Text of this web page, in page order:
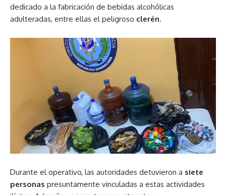
dedicado a la fabricación de bebidas alcohólicas
adulteradas, entre ellas el peligroso clerén.
Durante el operativo, las autoridades detuvieron a siete
personas presuntamente vinculadas a estas actividades